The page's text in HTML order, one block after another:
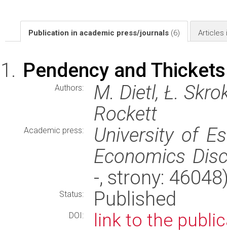
Publication in academic press/journals (6) Articles
Pendency and Thickets
Authors:
M. Dietl, Ł.
Rockett
Academic press:
University of
Economics
-, strony:
Status: Published
DOI: link to the